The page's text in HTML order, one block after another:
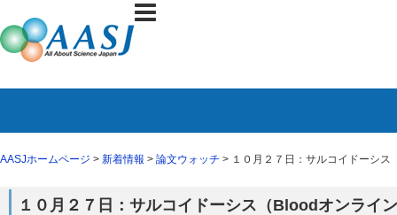
AASJホームページ > 新着情報 > 論文ウォッチ > １０月２７日：サルコイドーシ
１０月２７日：サルコイドーシス（Bloodオンライ